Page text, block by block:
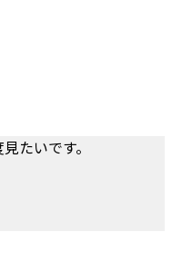
たいです。